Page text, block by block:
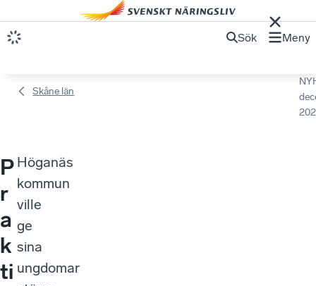
Sök Meny
Skåne län
P
r
a
k
ti
Höganäs
kommun
ville
ge
sina
ungdomar